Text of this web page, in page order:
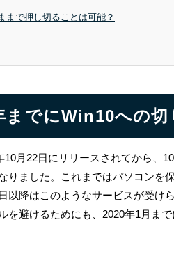
まで押し切ることは可能？
までにWin10への切
10月22日にリリースされてから、
りました。これまではパソコンを
以降はこのようなサービスが受け
を避けるためにも、2020年1月ま